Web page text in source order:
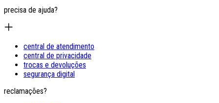
precisa de ajuda?
central de atendimento
central de privacidade
trocas e devoluções
segurança digital
reclamações?